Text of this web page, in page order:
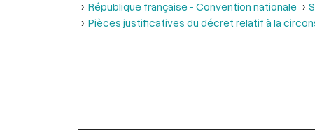
République française - Convention nationale
Pièces justificatives du décret relatif à la